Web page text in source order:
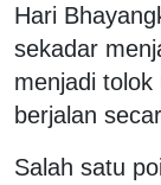
Hari
sekadar
menjadi
berjalan
Salah satu